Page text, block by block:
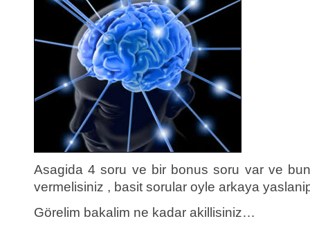
Asagida 4 soru ve bir bonus soru var ve
vermelisiniz , basit sorular oyle arkaya
Görelim bakalim ne kadar akillisiniz…